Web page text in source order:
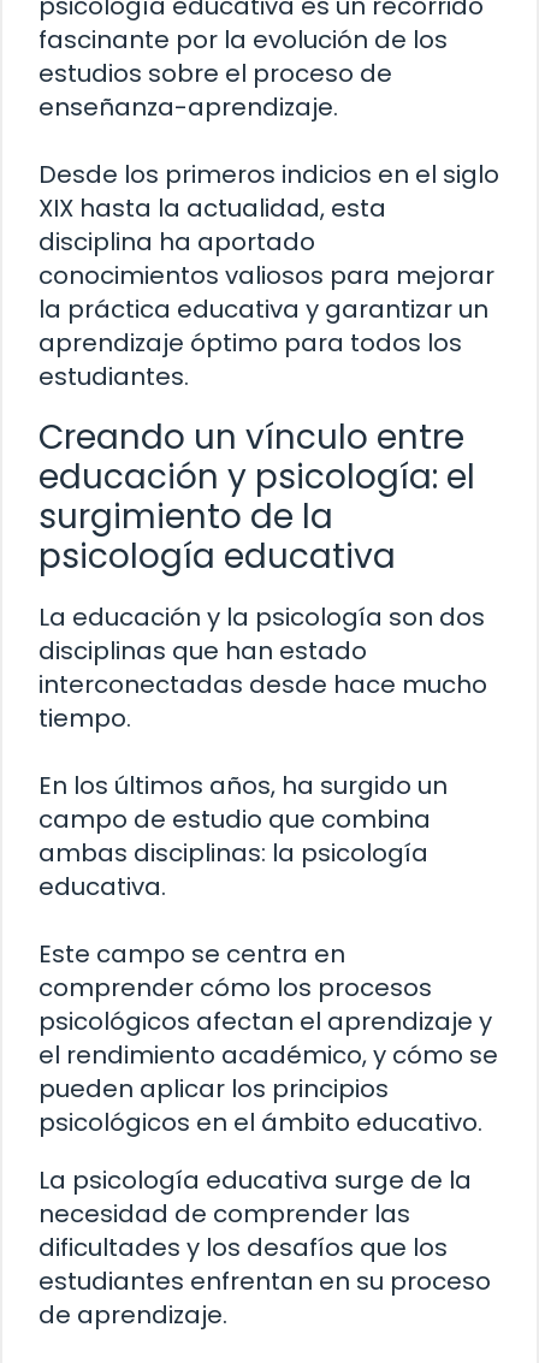
fascinante por la evolución de los
estudios sobre el proceso de
enseñanza-aprendizaje.
Desde los primeros indicios en el siglo
XIX hasta la actualidad, esta
disciplina ha aportado
conocimientos valiosos para mejorar
la práctica educativa y garantizar un
aprendizaje óptimo para todos los
estudiantes.
Creando un vínculo entre
educación y psicología: el
surgimiento de la
psicología educativa
La educación y la psicología son dos
disciplinas que han estado
interconectadas desde hace mucho
tiempo.
En los últimos años, ha surgido un
campo de estudio que combina
ambas disciplinas: la psicología
educativa.
Este campo se centra en
comprender cómo los procesos
psicológicos afectan el aprendizaje y
el rendimiento académico, y cómo se
pueden aplicar los principios
psicológicos en el ámbito educativo.
La psicología educativa surge de la
necesidad de comprender las
dificultades y los desafíos que los
estudiantes enfrentan en su proceso
de aprendizaje.